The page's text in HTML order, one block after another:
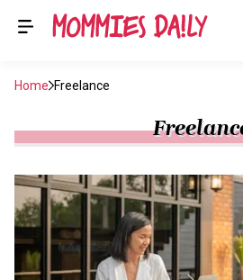
Home Freelance